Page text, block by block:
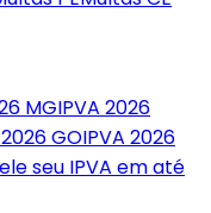
MGIPVA 2026
GOIPVA 2026
seu IPVA em até